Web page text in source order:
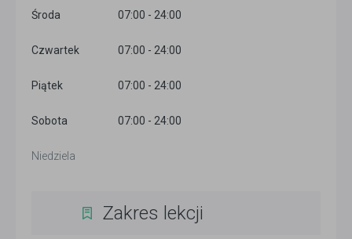
Środa 07:00 - 24:00
Czwartek 07:00 - 24:00
Piątek 07:00 - 24:00
Sobota 07:00 - 24:00
Niedziela
Zakres lekcji